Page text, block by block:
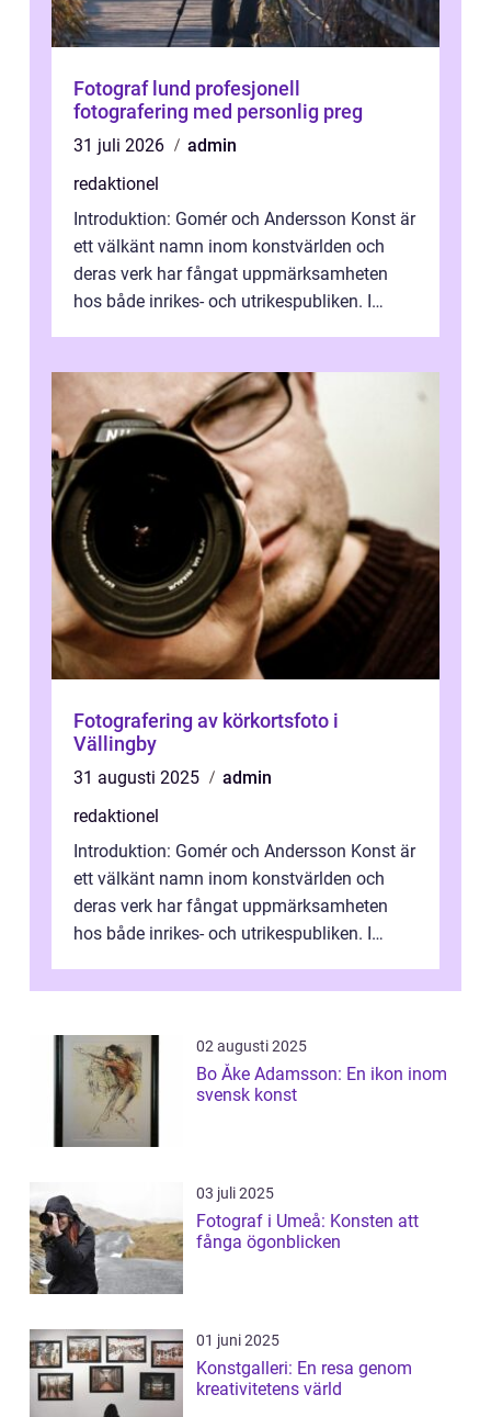
Fotograf lund profesjonell
fotografering med personlig preg
31 juli 2026
admin
redaktionel
Introduktion: Gomér och Andersson Konst är
ett välkänt namn inom konstvärlden och
deras verk har fångat uppmärksamheten
hos både inrikes- och utrikespubliken. I
Fotografering av körkortsfoto i
Vällingby
31 augusti 2025
admin
redaktionel
Introduktion: Gomér och Andersson Konst är
ett välkänt namn inom konstvärlden och
deras verk har fångat uppmärksamheten
hos både inrikes- och utrikespubliken. I
02 augusti 2025
Bo Åke Adamsson: En ikon inom
svensk konst
03 juli 2025
Fotograf i Umeå: Konsten att
fånga ögonblicken
01 juni 2025
Konstgalleri: En resa genom
kreativitetens värld